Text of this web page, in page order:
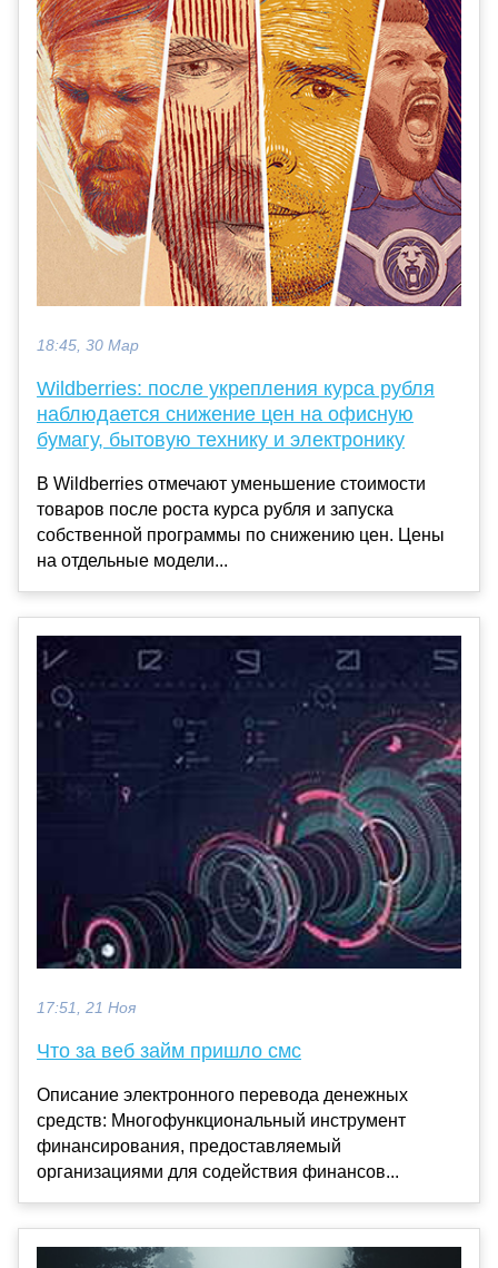
18:45, 30 Мар
Wildberries: после укрепления курса рубля
наблюдается снижение цен на офисную
бумагу, бытовую технику и электронику
В Wildberries отмечают уменьшение стоимости
товаров после роста курса рубля и запуска
собственной программы по снижению цен. Цены
на отдельные модели...
17:51, 21 Ноя
Что за веб займ пришло смс
Описание электронного перевода денежных
средств: Многофункциональный инструмент
финансирования, предоставляемый
организациями для содействия финансов...